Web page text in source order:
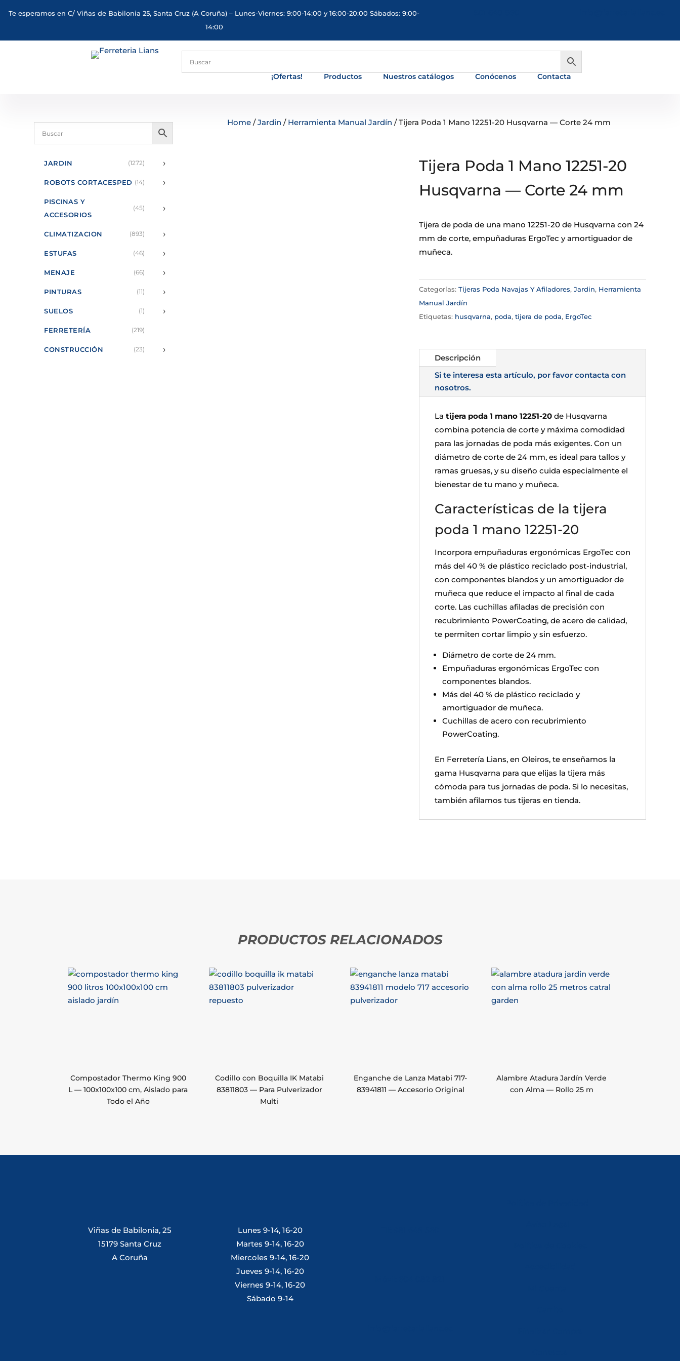
Te esperamos en C/ Viñas de Babilonia 25, Santa Cruz (A Coruña) – Lunes-Viernes: 9:00-14:00 y 16:00-20:00 Sábados: 9:00-
14:00
¡Ofertas! Productos Nuestros catálogos Conócenos Contacta
JARDIN (1272) ›
ROBOTS CORTACESPED (14) ›
PISCINAS Y
ACCESORIOS
(45) ›
CLIMATIZACION (893) ›
ESTUFAS (46) ›
MENAJE (66) ›
PINTURAS (11) ›
SUELOS (1) ›
FERRETERÍA (219)
CONSTRUCCIÓN (23) ›
Home/Jardin / Herramienta Manual Jardín / Tijera Poda 1 Mano 12251-20 Husqvarna — Corte 24 mm
Tijera Poda 1 Mano 12251-20
Husqvarna — Corte 24 mm
Tijera de poda de una mano 12251-20 de Husqvarna con 24
mm de corte, empuñaduras ErgoTec y amortiguador de
muñeca.
Categorías: Tijeras Poda Navajas Y Afiladores, Jardin, Herramienta
Manual Jardín
Etiquetas: husqvarna, poda, tijera de poda, ErgoTec
Descripción
Si te interesa esta artículo, por favor contacta con
nosotros.
La tijera poda 1 mano 12251-20de Husqvarna
combina potencia de corte y máxima comodidad
para las jornadas de poda más exigentes. Con un
diámetro de corte de 24 mm, es ideal para tallos y
ramas gruesas, y su diseño cuida especialmente el
bienestar de tu mano y muñeca.
Características de la tijera
poda 1 mano 12251-20
Incorpora empuñaduras ergonómicas ErgoTec con
más del 40 % de plástico reciclado post-industrial,
con componentes blandos y un amortiguador de
muñeca que reduce el impacto al final de cada
corte. Las cuchillas afiladas de precisión con
recubrimiento PowerCoating, de acero de calidad,
te permiten cortar limpio y sin esfuerzo.
Diámetro de corte de 24 mm.
Empuñaduras ergonómicas ErgoTec con
componentes blandos.
Más del 40 % de plástico reciclado y
amortiguador de muñeca.
Cuchillas de acero con recubrimiento
PowerCoating.
En Ferretería Lians, en Oleiros, te enseñamos la
gama Husqvarna para que elijas la tijera más
cómoda para tus jornadas de poda. Si lo necesitas,
también afilamos tus tijeras en tienda.
PRODUCTOS RELACIONADOS
Compostador Thermo King 900
L — 100x100x100 cm, Aislado para
Todo el Año
Codillo con Boquilla IK Matabi
83811803 — Para Pulverizador
Multi
Enganche de Lanza Matabi 717-
83941811 — Accesorio Original
Alambre Atadura Jardín Verde
con Alma — Rollo 25 m
Viñas de Babilonia, 25
15179 Santa Cruz
A Coruña
Lunes 9-14, 16-20
Martes 9-14, 16-20
Miercoles 9-14, 16-20
Jueves 9-14, 16-20
Viernes 9-14, 16-20
Sábado 9-14